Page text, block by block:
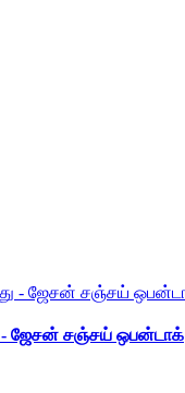
- ஜேசன் சஞ்சய் ஒபன்டாக்